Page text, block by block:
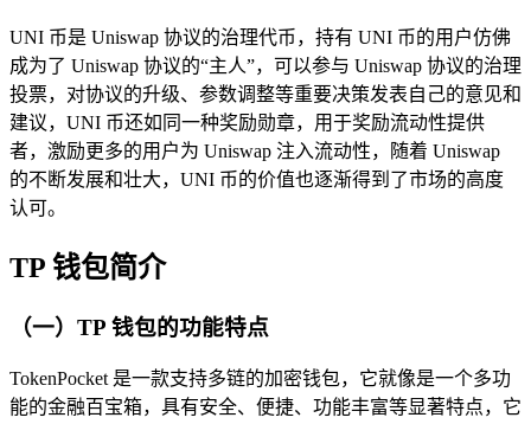
UNI 币是 Uniswap 协议的治理代币，持有 UNI 币的用户仿佛
成为了 Uniswap 协议的“主人”，可以参与 Uniswap 协议的治理
投票，对协议的升级、参数调整等重要决策发表自己的意见和
建议，UNI 币还如同一种奖励勋章，用于奖励流动性提供
者，激励更多的用户为 Uniswap 注入流动性，随着 Uniswap
的不断发展和壮大，UNI 币的价值也逐渐得到了市场的高度
认可。
TP 钱包简介
（一）TP 钱包的功能特点
TokenPocket 是一款支持多链的加密钱包，它就像是一个多功
能的金融百宝箱，具有安全、便捷、功能丰富等显著特点，它